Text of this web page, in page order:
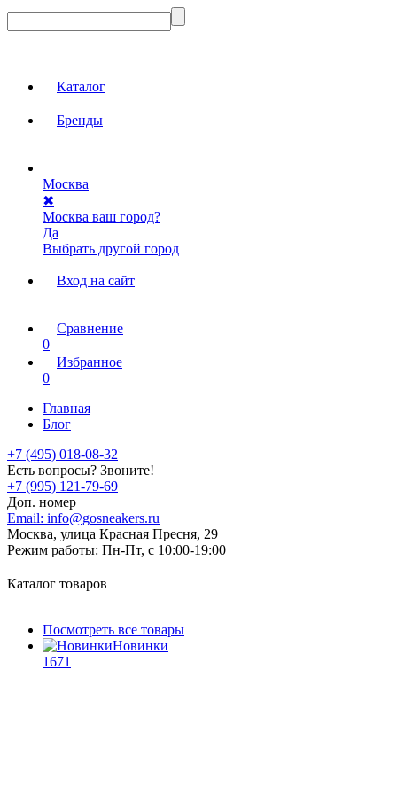
Каталог
Бренды
Москва
✖
Москва ваш город?
Да
Выбрать другой город
Вход на сайт
Сравнение
0
Избранное
0
Главная
Блог
+7 (495) 018-08-32
Есть вопросы? Звоните!
+7 (995) 121-79-69
Доп. номер
Email: info@gosneakers.ru
Москва, улица Красная Пресня, 29
Режим работы: Пн-Пт, с 10:00-19:00
Каталог товаров
Посмотреть все товары
Новинки
1671